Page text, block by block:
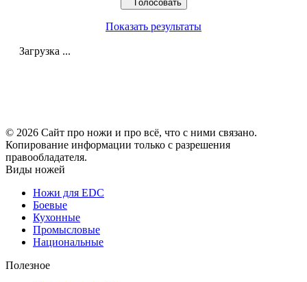
Показать результаты
Загрузка ...
© 2026 Сайт про ножи и про всё, что с ними связано.
Копирование информации только с разрешения
правообладателя.
Виды ножей
Ножи для EDC
Боевые
Кухонные
Промысловые
Национальные
Полезное